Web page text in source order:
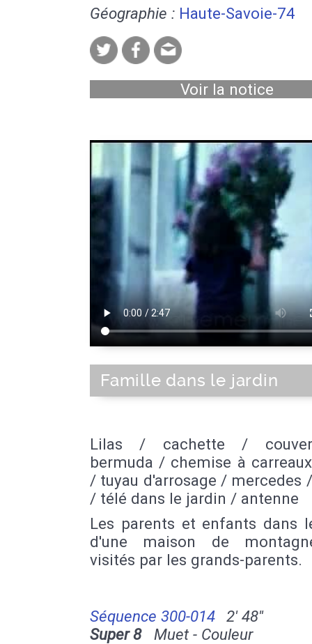
Géographie : Haute-Savoie-74
Voir la notice
Famille dans le jardin
Lilas / cachette /
bermuda / chemise à
/ tuyau d'arrosage / mercedes
/ télé dans le jardin / antenne
Les parents et enfants dans
d'une maison de
visités par les grands-parents.
Séquence 300-014
2' 48''
Super 8Muet - Couleur